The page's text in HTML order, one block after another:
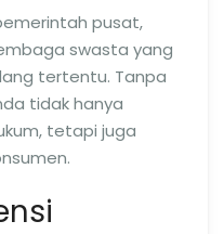
pusat,
swasta yang
tertentu. Tanpa
tidak hanya
tetapi juga